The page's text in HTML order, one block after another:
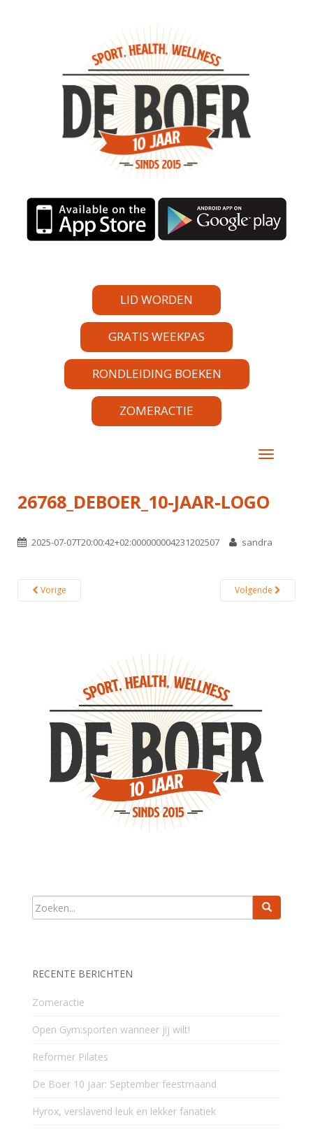
LID WORDEN
GRATIS WEEKPAS
RONDLEIDING BOEKEN
ZOMERACTIE
TOGGLE
26768_DEBOER_10-JAAR-LOGO
2025-07-07T20:00:42+02:000000004231202507 sandra
Vorige Volgende
RECENTE BERICHTEN
Zomeractie
Open Gym:sporten wanneer jij wilt!
Reformer Pilates
De Boer 10 jaar: September feestmaand
Hyrox, verslavend leuk en lekker fanatiek